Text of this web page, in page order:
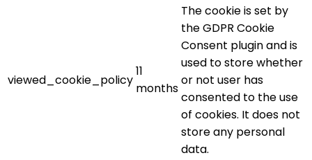
viewed_cookie_policy
11
months
The cookie is set by
the GDPR Cookie
Consent plugin and is
used to store whether
or not user has
consented to the use
of cookies. It does not
store any personal
data.